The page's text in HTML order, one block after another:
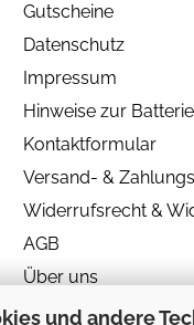
und andere
Gutscheine
Datenschutz
Impressum
Hinweise zur
Kontaktformular
Versand- &
Widerrufsrecht &
AGB
Über uns